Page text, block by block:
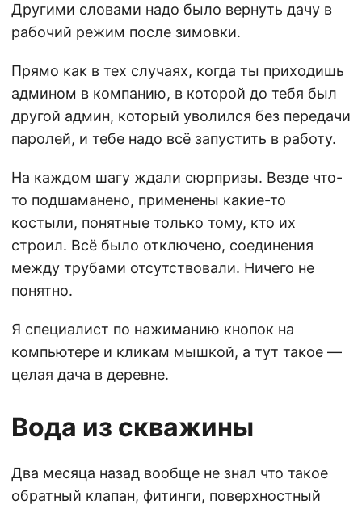
Другими словами надо было вернуть дачу в
рабочий режим после зимовки.
Прямо как в тех случаях, когда ты приходишь
админом в компанию, в которой до тебя был
другой админ, который уволился без передачи
паролей, и тебе надо всё запустить в работу.
На каждом шагу ждали сюрпризы. Везде что-
то подшаманено, применены какие-то
костыли, понятные только тому, кто их
строил. Всё было отключено, соединения
между трубами отсутствовали. Ничего не
понятно.
Я специалист по нажиманию кнопок на
компьютере и кликам мышкой, а тут такое —
целая дача в деревне.
Вода из скважины
Два месяца назад вообще не знал что такое
обратный клапан, фитинги, поверхностный